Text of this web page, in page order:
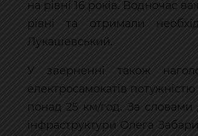
на рівні 16 років. Водночас
рівні та отримали
Лукашевський.
У зверненні також
електросамокатів
понад 25 км/год. За словами
інфраструктури Олега